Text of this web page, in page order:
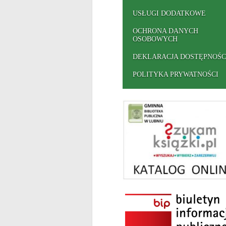
USŁUGI DODATKOWE
OCHRONA DANYCH
OSOBOWYCH
DEKLARACJA
POLITYKA PRYWATNOŚCI